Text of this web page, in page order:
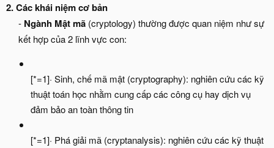
2. Các khái niệm cơ bản
- Ngành Mật mã (cryptology) thường được quan niệm như sự
kết hợp của 2 lĩnh vực con:​
[*=1]· Sinh, chế mã mật (cryptography): nghiên cứu các kỹ
thuật toán học nhằm cung cấp các công cụ hay dịch vụ
đảm bảo an toàn thông tin
[*=1]· Phá giải mã (cryptanalysis): nghiên cứu các kỹ thuật